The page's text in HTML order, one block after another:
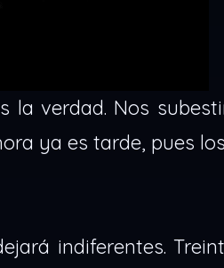
la verdad. Nos
ya es tarde, pues
indiferentes.